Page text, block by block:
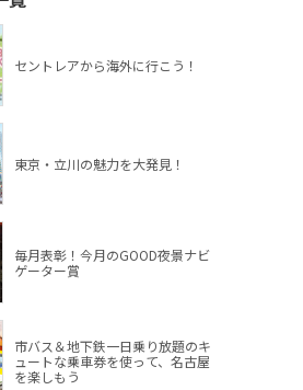
セントレアから海外に行こう！
東京・立川の魅力を大発見！
毎月表彰！今月のGOOD夜景ナビ
ゲーター賞
市バス＆地下鉄一日乗り放題のキ
ュートな乗車券を使って、名古屋
を楽しもう